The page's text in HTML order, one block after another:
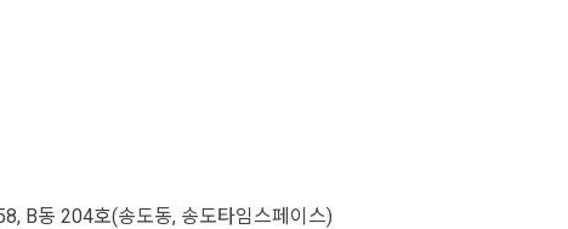
B동 204호(송도동, 송도타임스페이스)